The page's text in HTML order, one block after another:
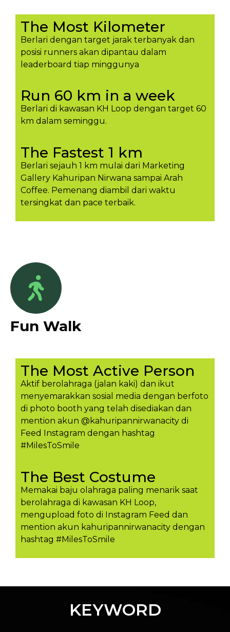
The Most Kilometer
Berlari dengan target jarak terbanyak dan
posisi runners akan dipantau dalam
leaderboard tiap minggunya​
Run 60 km in a week
Berlari di kawasan KH Loop dengan target 60
km dalam seminggu.​
The Fastest 1 km
Berlari sejauh 1 km mulai dari Marketing
Gallery Kahuripan Nirwana sampai Arah
Coffee. Pemenang diambil dari waktu
tersingkat dan pace terbaik.
Fun Walk
The Most Active Person
Aktif berolahraga (jalan kaki) dan ikut
menyemarakkan sosial media dengan berfoto
di photo booth yang telah disediakan dan
mention akun @kahuripannirwanacity di
Feed Instagram dengan hashtag
#MilesToSmile
The Best Costume
Memakai baju olahraga paling menarik saat
berolahraga di kawasan KH Loop,
mengupload foto di Instagram Feed dan
mention akun kahuripannirwanacity dengan
hashtag #MilesToSmil​e
KEYWORD